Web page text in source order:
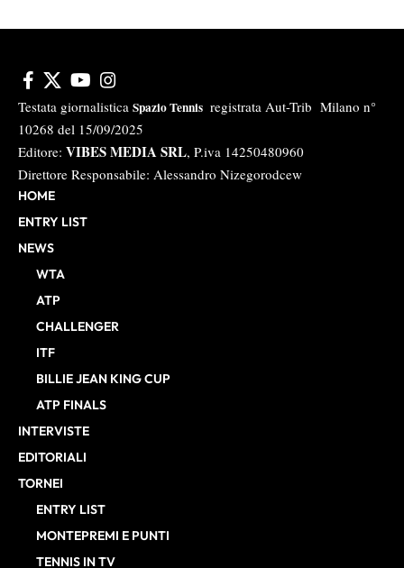
Testata giornalistica Spazio Tennis registrata Aut-Trib Milano n°
10268 del 15/09/2025
Editore: VIBES MEDIA SRL, P.iva 14250480960
Direttore Responsabile: Alessandro Nizegorodcew
HOME
ENTRY LIST
NEWS
WTA
ATP
CHALLENGER
ITF
BILLIE JEAN KING CUP
ATP FINALS
INTERVISTE
EDITORIALI
TORNEI
ENTRY LIST
MONTEPREMI E PUNTI
TENNIS IN TV